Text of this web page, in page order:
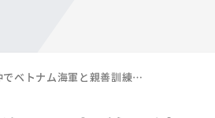
海上自衛隊、ダナン沖でベトナム海軍と親善訓練を実施（4月3日）